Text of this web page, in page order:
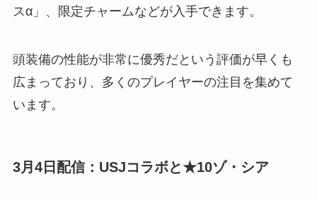
スα」、限定チャームなどが入手できます。
頭装備の性能が非常に優秀だという評価が早くも
広まっており、多くのプレイヤーの注目を集めて
います。
3月4日配信：USJコラボと★10ゾ・シア